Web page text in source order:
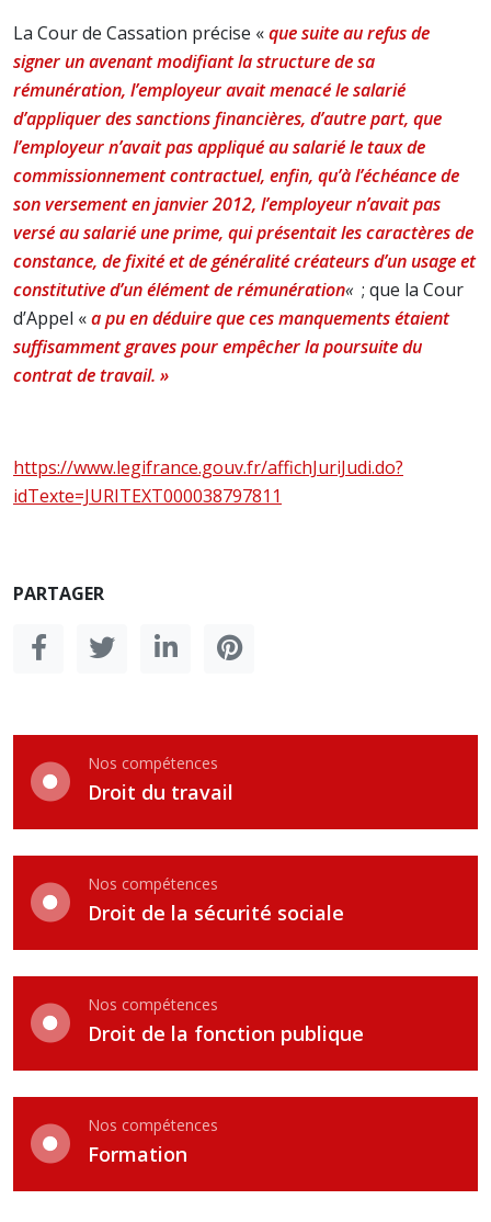
La Cour de Cassation précise «que suite au refus de
signer un avenant modifiant la structure de sa
rémunération, l’employeur avait menacé le salarié
d’appliquer des sanctions financières, d’autre part, que
l’employeur n’avait pas appliqué au salarié le taux de
commissionnement contractuel, enfin, qu’à l’échéance de
son versement en janvier 2012, l’employeur n’avait pas
versé au salarié une prime, qui présentait les caractères de
constance, de fixité et de généralité créateurs d’un usage et
constitutive d’un élément de rémunération« ; que la Cour
d’Appel «a pu en déduire que ces manquements étaient
suffisamment graves pour empêcher la poursuite du
contrat de travail. »
https://www.legifrance.gouv.fr/affichJuriJudi.do?
idTexte=JURITEXT000038797811
PARTAGER
Nos compétences
Droit du travail
Nos compétences
Droit de la sécurité sociale
Nos compétences
Droit de la fonction publique
Nos compétences
Formation